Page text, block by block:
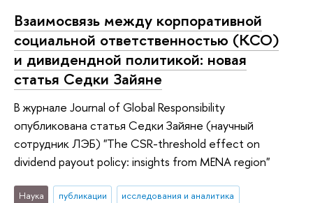
Взаимосвязь между корпоративной
социальной ответственностью (КСО)
и дивидендной политикой: новая
статья Седки Зайяне
В журнале Journal of Global Responsibility
опубликована статья Седки Зайяне (научный
сотрудник ЛЭБ) "The CSR-threshold effect on
dividend payout policy: insights from MENA region"
Наука публикации исследования и аналитика